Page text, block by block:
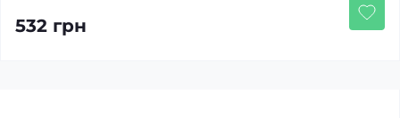
532 грн